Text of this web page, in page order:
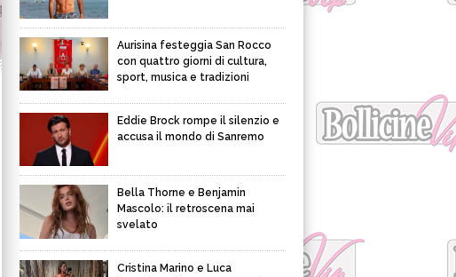
Aurisina festeggia San Rocco
con quattro giorni di cultura,
sport, musica e tradizioni
Eddie Brock rompe il silenzio e
accusa il mondo di Sanremo
Bella Thorne e Benjamin
Mascolo: il retroscena mai
svelato
Cristina Marino e Luca